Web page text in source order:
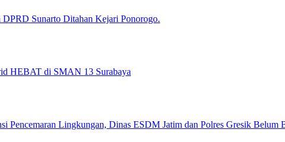
Sunarto Ditahan Kejari Ponorogo.
HEBAT di SMAN 13 Surabaya
Pencemaran Lingkungan, Dinas ESDM Jatim dan Polres Gresik Belum